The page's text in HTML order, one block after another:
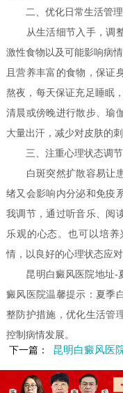
二、优化日常生活管理
从生活细节入手，调整
激性食物以及可能影响病
且营养丰富的食物，保证
熬夜，每天保证充足睡眠
清晨或傍晚进行散步、瑜
大量出汗，减少对皮肤的刺
三、注重心理状态调节
白斑突然扩散容易让患
绪又会影响内分泌和免疫
我调节，通过听音乐、阅
乐观的心态。也可以培
情，以良好的心理状态应对
昆明白癜风医院地址-夏
癜风医院温馨提示：夏季
整防护措施，优化生活管
控制病情发展。
下一篇：
昆明白癜风医